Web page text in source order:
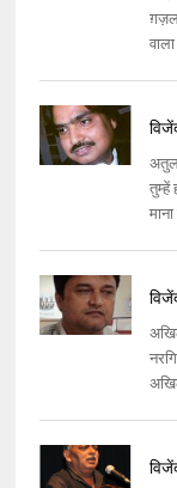
ग़ज़ल
अतुल
तुम्हें